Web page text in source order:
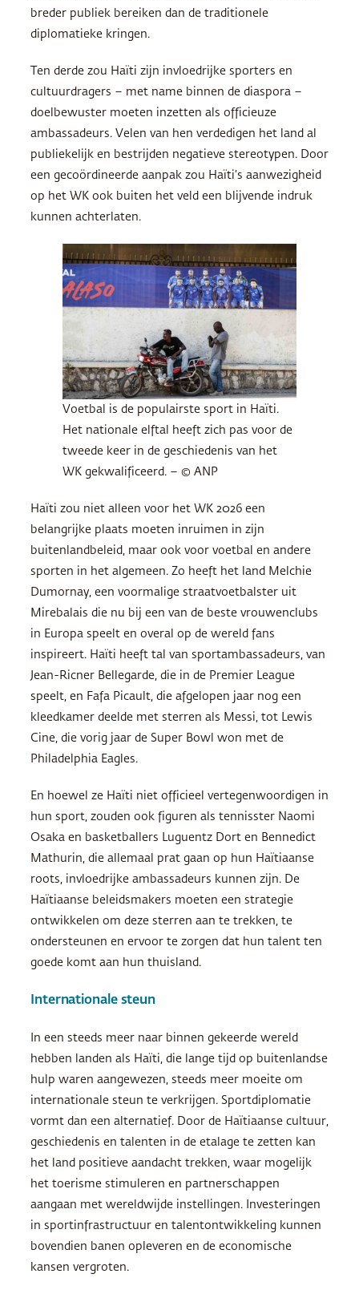
breder publiek bereiken dan de traditionele
diplomatieke kringen.
Ten derde zou Haïti zijn invloedrijke sporters en
cultuurdragers – met name binnen de diaspora –
doelbewuster moeten inzetten als officieuze
ambassadeurs. Velen van hen verdedigen het land al
publiekelijk en bestrijden negatieve stereotypen. Door
een gecoördineerde aanpak zou Haïti’s aanwezigheid
op het WK ook buiten het veld een blijvende indruk
kunnen achterlaten.
Voetbal is de populairste sport in Haïti.
Het nationale elftal heeft zich pas voor de
tweede keer in de geschiedenis van het
WK gekwalificeerd. – © ANP
Haïti zou niet alleen voor het WK 2026 een
belangrijke plaats moeten inruimen in zijn
buitenlandbeleid, maar ook voor voetbal en andere
sporten in het algemeen. Zo heeft het land Melchie
Dumornay, een voormalige straatvoetbalster uit
Mirebalais die nu bij een van de beste vrouwenclubs
in Europa speelt en overal op de wereld fans
inspireert. Haïti heeft tal van sportambassadeurs, van
Jean-Ricner Bellegarde, die in de Premier League
speelt, en Fafa Picault, die afgelopen jaar nog een
kleedkamer deelde met sterren als Messi, tot Lewis
Cine, die vorig jaar de Super Bowl won met de
Philadelphia Eagles.
En hoewel ze Haïti niet officieel vertegenwoordigen in
hun sport, zouden ook figuren als tennisster Naomi
Osaka en basketballers Luguentz Dort en Bennedict
Mathurin, die allemaal prat gaan op hun Haïtiaanse
roots, invloedrijke ambassadeurs kunnen zijn. De
Haïtiaanse beleidsmakers moeten een strategie
ontwikkelen om deze sterren aan te trekken, te
ondersteunen en ervoor te zorgen dat hun talent ten
goede komt aan hun thuisland.
Internationale steun
In een steeds meer naar binnen gekeerde wereld
hebben landen als Haïti, die lange tijd op buitenlandse
hulp waren aangewezen, steeds meer moeite om
internationale steun te verkrijgen. Sportdiplomatie
vormt dan een alternatief. Door de Haïtiaanse cultuur,
geschiedenis en talenten in de etalage te zetten kan
het land positieve aandacht trekken, waar mogelijk
het toerisme stimuleren en partnerschappen
aangaan met wereldwijde instellingen. Investeringen
in sportinfrastructuur en talentontwikkeling kunnen
bovendien banen opleveren en de economische
kansen vergroten.